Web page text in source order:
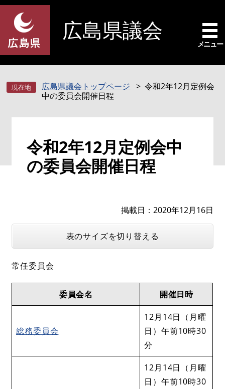
ペ
先
頭
す
メ
を
飛
し
広島県議会
メニュー
広島県議会トップページ
令和2年12月定例会
中の委員会開催日程
令和2年12月定例会中
の委員会開催日程
掲載日 2020年12月16日
表のサイズを切り替える
常任委員会
委員会名 開催日時
総務委員会
12月14日（月曜
日）午前10時30
分
12月14日（月曜
日）午前10時30